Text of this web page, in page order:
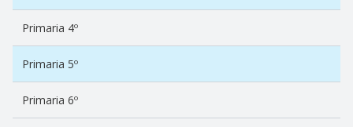
Primaria 4º
Primaria 5º
Primaria 6º